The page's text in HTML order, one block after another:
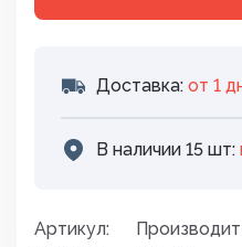
Доставка: от 1
В наличии 15 шт:
Артикул: